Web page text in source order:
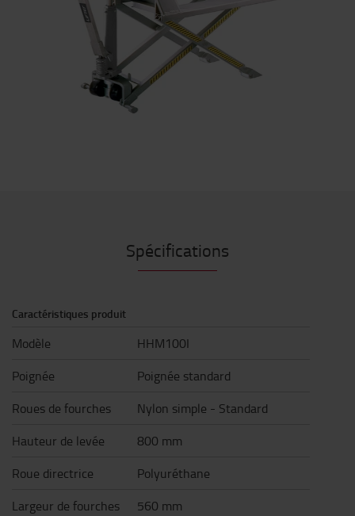
Spécifications
Caractéristiques produit
Modèle
HHM100I
Poignée
Poignée standard
Roues de fourches
Nylon simple - Standard
Hauteur de levée
800 mm
Roue directrice
Polyuréthane
Largeur de fourches
560 mm